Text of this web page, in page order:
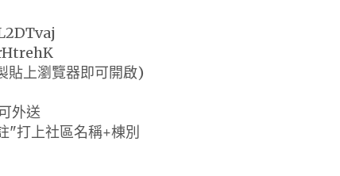
貼上瀏覽器即可開啟)
外送
"打上社區名稱+棟別